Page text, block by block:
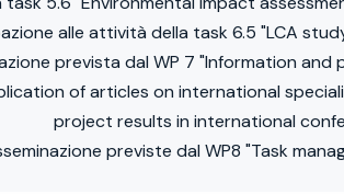
alle attività della task 6.5 "LCA
prevista dal WP 7 "Information
of articles on international
project results in international
previste dal WP8 "Task